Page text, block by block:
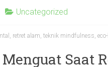
Uncategorized
retret alam, teknik mindfulness,
Saat